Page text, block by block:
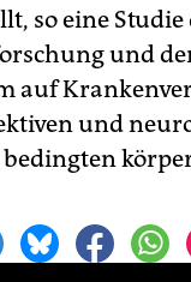
so eine
und
auf
und